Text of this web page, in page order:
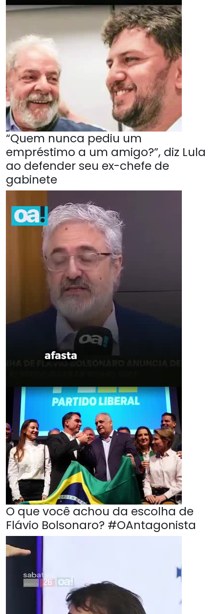
“Quem nunca pediu um
empréstimo a um amigo?”, diz Lula
ao defender seu ex-chefe de
gabinete
O que você achou da escolha de
Flávio Bolsonaro? #OAntagonista